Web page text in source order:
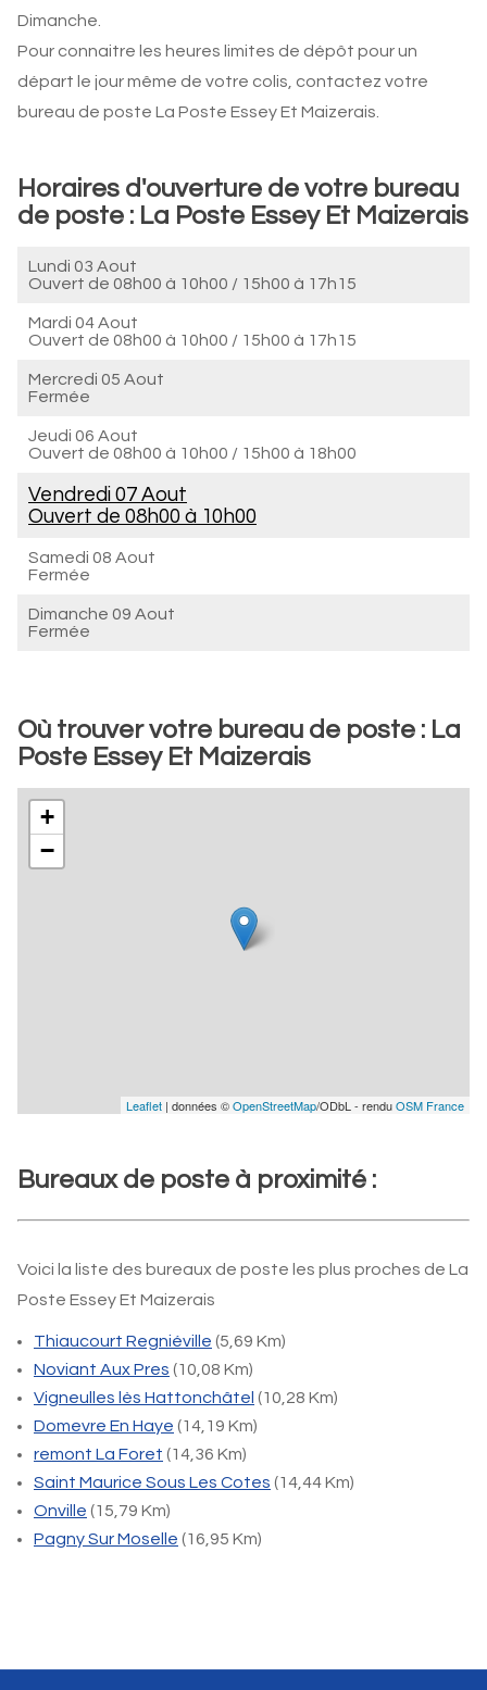
Dimanche.
Pour connaitre les heures limites de dépôt pour un
départ le jour même de votre colis, contactez votre
bureau de poste La Poste Essey Et Maizerais.
Horaires d'ouverture de votre bureau
de poste : La Poste Essey Et Maizerais
Lundi 03 Aout
Ouvert de 08h00 à 10h00 / 15h00 à 17h15
Mardi 04 Aout
Ouvert de 08h00 à 10h00 / 15h00 à 17h15
Mercredi 05 Aout
Fermée
Jeudi 06 Aout
Ouvert de 08h00 à 10h00 / 15h00 à 18h00
Vendredi 07 Aout
Ouvert de 08h00 à 10h00
Samedi 08 Aout
Fermée
Dimanche 09 Aout
Fermée
Où trouver votre bureau de poste : La
Poste Essey Et Maizerais
+
−
Leaflet | données ©OpenStreetMap/ODbL - renduOSM France
Bureaux de poste à proximité :
Voici la liste des bureaux de poste les plus proches de La
Poste Essey Et Maizerais
Thiaucourt Regniéville (5,69 Km)
Noviant Aux Pres (10,08 Km)
Vigneulles lès Hattonchâtel (10,28 Km)
Domevre En Haye (14,19 Km)
remont La Foret (14,36 Km)
Saint Maurice Sous Les Cotes (14,44 Km)
Onville (15,79 Km)
Pagny Sur Moselle (16,95 Km)